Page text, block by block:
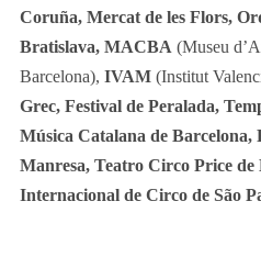
Coruña, Mercat de les Flors,
Bratislava, MACBA (Museu
Barcelona), IVAM (Institut
Grec, Festival de Peralada,
Música Catalana de
Manresa, Teatro Circo Price
Internacional de Circo de São